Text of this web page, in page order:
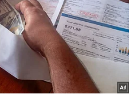
Việt Nam
Phân tích